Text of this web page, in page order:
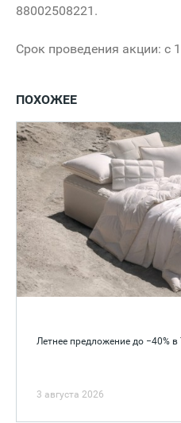
88002508221.
Срок проведения акции: с
ПОХОЖЕЕ
Летнее предложение до −40% в
3 августа 2026